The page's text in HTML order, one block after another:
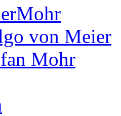
von Meier
Mohr